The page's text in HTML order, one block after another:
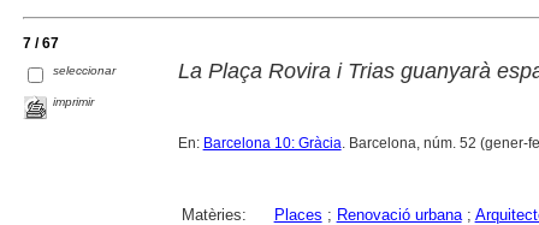
7 / 67
seleccionar
imprimir
La Plaça Rovira i Trias guanyarà
En: Barcelona 10: Gràcia . Barcelona, núm. 52 (gener-
Matèries: Places ; Renovació urbana;